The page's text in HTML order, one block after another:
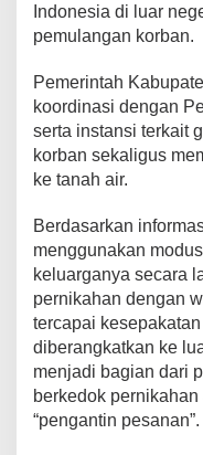
Indonesia di luar
pemulangan korban.
Pemerintah
koordinasi dengan
serta instansi terkait
korban sekaligus
ke tanah air.
Berdasarkan
menggunakan
keluarganya secara
pernikahan dengan
tercapai
diberangkatkan ke
menjadi bagian dari
berkedok
“pengantin pesanan”.